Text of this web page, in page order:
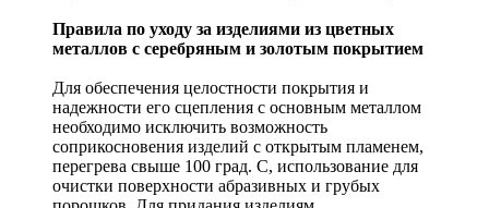
Правила по уходу за изделиями из цветных
металлов с серебряным и золотым покрытием
Для обеспечения целостности покрытия и
надежности его сцепления с основным металлом
необходимо исключить возможность
соприкосновения изделий с открытым пламенем,
перегрева свыше 100 град. С, использование для
очистки поверхности абразивных и грубых